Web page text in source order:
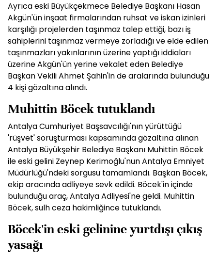
Ayrıca eski Büyükçekmece Belediye Başkanı Hasan
Akgün'ün inşaat firmalarından ruhsat ve iskan izinleri
karşılığı projelerden taşınmaz talep ettiği, bazı iş
sahiplerini taşınmaz vermeye zorladığı ve elde edilen
taşınmazları yakınlarının üzerine yaptığı iddiaları
üzerine Akgün'ün yerine vekalet eden Belediye
Başkan Vekili Ahmet Şahin'in de aralarında bulunduğu
4 kişi gözaltına alındı.
Muhittin Böcek tutuklandı
Antalya Cumhuriyet Başsavcılığı'nın yürüttüğü
'rüşvet' soruşturması kapsamında gözaltına alınan
Antalya Büyükşehir Belediye Başkanı Muhittin Böcek
ile eski gelini Zeynep Kerimoğlu'nun Antalya Emniyet
Müdürlüğü'ndeki sorgusu tamamlandı. Başkan Böcek,
ekip aracında adliyeye sevk edildi. Böcek'in içinde
bulunduğu araç, Antalya Adliyesi'ne geldi. Muhittin
Böcek, sulh ceza hakimliğince tutuklandı.
Böcek'in eski gelinine yurtdışı çıkış
yasağı